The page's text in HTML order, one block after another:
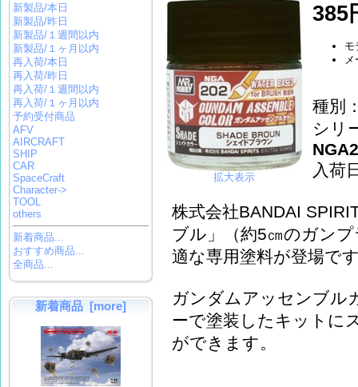
新製品/本日
新製品/昨日
新製品/１週間以内
新製品/１ヶ月以内
再入荷/本日
再入荷/昨日
再入荷/１週間以内
再入荷/１ヶ月以内
予約受付商品
AFV
AIRCRAFT
SHIP
CAR
SpaceCraft
Character->
TOOL
others
新着商品...
おすすめ商品...
全商品...
新着商品 [more]
拡大表示
385
モ
種
シ
入荷
株式会社BANDAI
ブル」（約5㎝のガン
適な専用塗料が登場で
ガンダムアッセンブル
ーで塗装したキットに
ができます。